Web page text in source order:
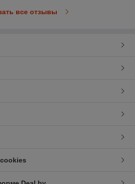
все отзывы